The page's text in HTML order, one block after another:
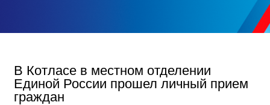
В Котласе в местном отделении
Единой России прошел личный прием
граждан